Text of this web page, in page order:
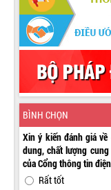
BÌNH CHỌN
Xin ý kiến đánh giá
dung, chất lượng
của Cổng thông tin
Rất tốt